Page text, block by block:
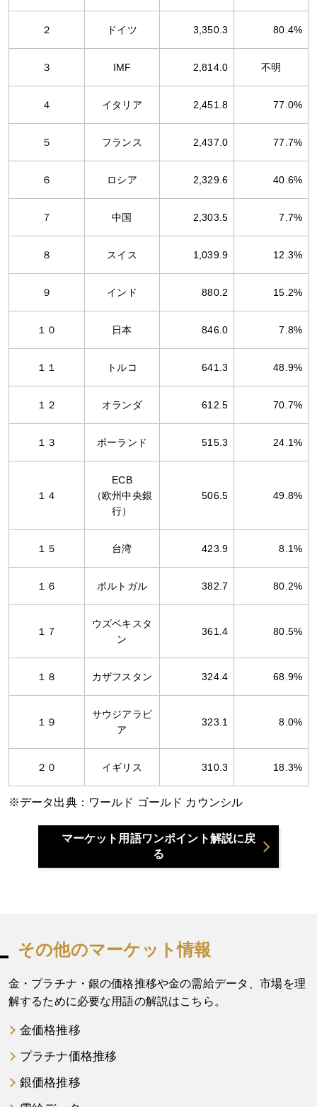
２ ドイツ 3,350.3 80.4%
３ IMF 2,814.0 不明
４ イタリア 2,451.8 77.0%
５ フランス 2,437.0 77.7%
６ ロシア 2,329.6 40.6%
７ 中国 2,303.5 7.7%
８ スイス 1,039.9 12.3%
９ インド 880.2 15.2%
１０ 日本 846.0 7.8%
１１ トルコ 641.3 48.9%
１２ オランダ 612.5 70.7%
１３ ポーランド 515.3 24.1%
１４
ECB
（欧州中央銀
行）
506.5 49.8%
１５ 台湾 423.9 8.1%
１６ ポルトガル 382.7 80.2%
１７
ウズベキスタ
ン
361.4 80.5%
１８ カザフスタン 324.4 68.9%
１９
サウジアラビ
ア
323.1 8.0%
２０ イギリス 310.3 18.3%
データ出典：ワールド ゴールド カウンシル
マーケット用語ワンポイント解説に戻
る
その他のマーケット情報
金・プラチナ・銀の価格推移や金の需給データ、市場を理
解するために必要な用語の解説はこちら。
金価格推移
プラチナ価格推移
銀価格推移